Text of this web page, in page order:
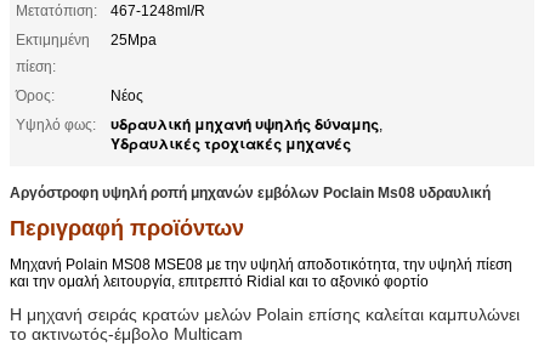
Μετατόπιση:
467-1248ml/R
Εκτιμημένη
πίεση:
25Mpa
Όρος:
Νέος
Υψηλό φως:
υδραυλική μηχανή υψηλής δύναμης,
Υδραυλικές τροχιακές μηχανές
Αργόστροφη υψηλή ροπή μηχανών εμβόλων Poclain Ms08 υδραυλική
Περιγραφή προϊόντων
Μηχανή Polain MS08 MSE08 με την υψηλή αποδοτικότητα, την υψηλή πίεση
και την ομαλή λειτουργία, επιτρεπτό Ridial και το αξονικό φορτίο
Η μηχανή σειράς κρατών μελών Polain επίσης καλείται καμπυλώνει
το ακτινωτός-έμβολο Multicam